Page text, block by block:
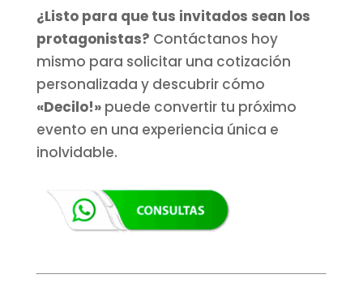
¿Listo para que tus invitados sean los
protagonistas? Contáctanos hoy
mismo para solicitar una cotización
personalizada y descubrir cómo
«Decilo!»puede convertir tu próximo
evento en una experiencia única e
inolvidable.